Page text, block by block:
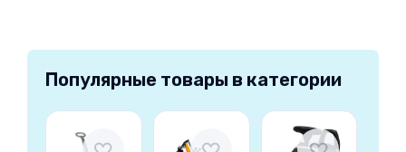
Популярные товары в категории